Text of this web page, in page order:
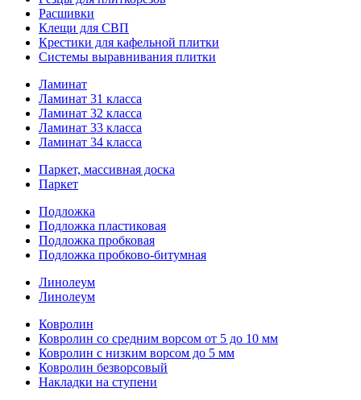
Расшивки
Клещи для СВП
Крестики для кафельной плитки
Системы выравнивания плитки
Ламинат
Ламинат 31 класса
Ламинат 32 класса
Ламинат 33 класса
Ламинат 34 класса
Паркет, массивная доска
Паркет
Подложка
Подложка пластиковая
Подложка пробковая
Подложка пробково-битумная
Линолеум
Линолеум
Ковролин
Ковролин со средним ворсом от 5 до 10 мм
Ковролин с низким ворсом до 5 мм
Ковролин безворсовый
Накладки на ступени